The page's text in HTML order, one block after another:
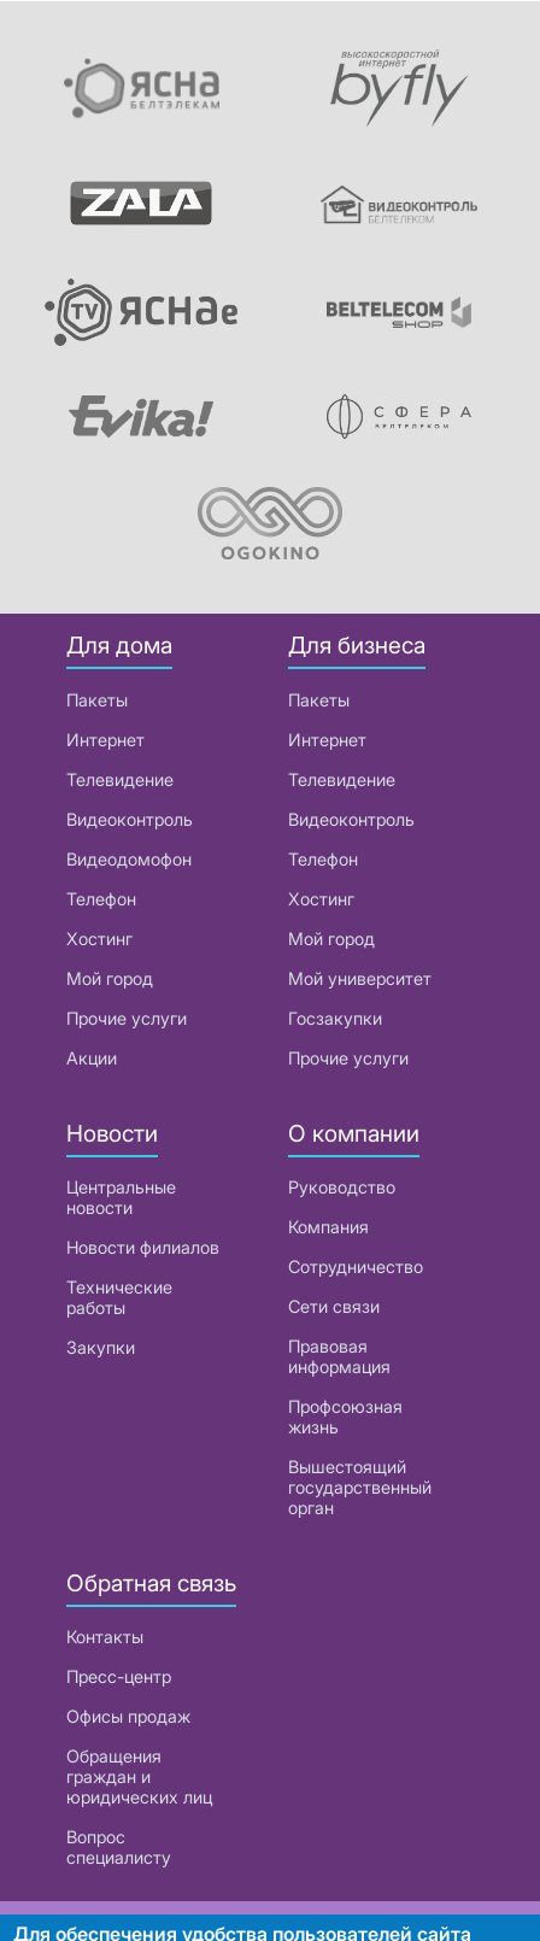
Для дома
Пакеты
Интернет
Телевидение
Видеоконтроль
Видеодомофон
Телефон
Хостинг
Мой город
Прочие услуги
Акции
Для бизнеса
Пакеты
Интернет
Телевидение
Видеоконтроль
Телефон
Хостинг
Мой город
Мой университет
Госзакупки
Прочие услуги
Новости
Центральные
новости
Новости филиалов
Технические
работы
Закупки
О компании
Руководство
Компания
Сотрудничество
Сети связи
Правовая
информация
Профсоюзная
жизнь
Вышестоящий
государственный
орган
Обратная связь
Контакты
Пресс-центр
Офисы продаж
Обращения
граждан и
юридических лиц
Вопрос
специалисту
РУП «Белтелеком». УНП 101007741
Для обеспечения удобства пользователей сайта